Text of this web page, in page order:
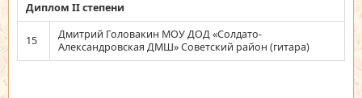
Диплом II степени
15
Дмитрий Головакин МОУ ДОД «Солдато-
Александровская ДМШ» Советский район (гитара)